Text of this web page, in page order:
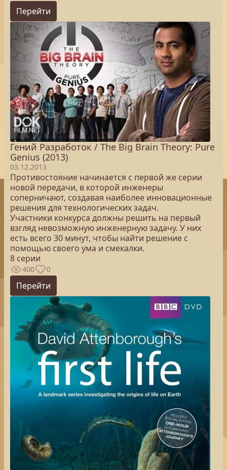
Перейти
Гений Разработок / The Big Brain Theory: Pure
Genius (2013)
03.12.2013
Противостояние начинается с первой же серии
новой передачи, в которой инженеры
соперничают, создавая наиболее инновационные
решения для технологических задач.
Участники конкурса должны решить на первый
взгляд невозможную инженерную задачу. У них
есть всего 30 минут, чтобы найти решение с
помощью своего ума и смекалки.
8 серии
400 0
Перейти